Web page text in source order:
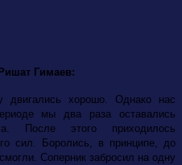
Гимаев:
хорошо. Однако нас
мы два раза оставались
После этого приходилось
сил. Боролись, в принципе, до
Соперник забросил на одну